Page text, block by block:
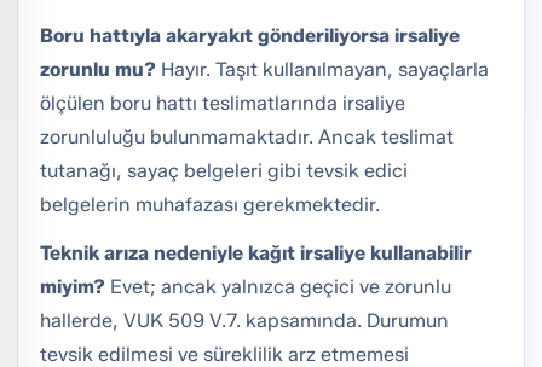
Boru hattıyla akaryakıt gönderiliyorsa irsaliye
zorunlu mu? Hayır. Taşıt kullanılmayan, sayaçlarla
ölçülen boru hattı teslimatlarında irsaliye
zorunluluğu bulunmamaktadır. Ancak teslimat
tutanağı, sayaç belgeleri gibi tevsik edici
belgelerin muhafazası gerekmektedir.
Teknik arıza nedeniyle kağıt irsaliye kullanabilir
miyim? Evet; ancak yalnızca geçici ve zorunlu
hallerde, VUK 509 V.7. kapsamında. Durumun
tevsik edilmesi ve süreklilik arz etmemesi